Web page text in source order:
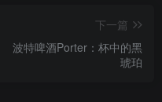
下一篇
波特啤酒Porter：杯中的黑
琥珀